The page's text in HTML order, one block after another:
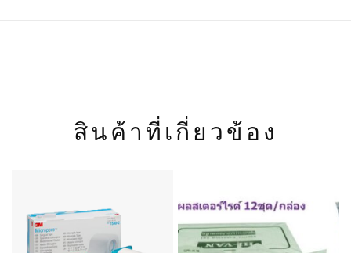
สินค้าที่เกี่ยวข้อง